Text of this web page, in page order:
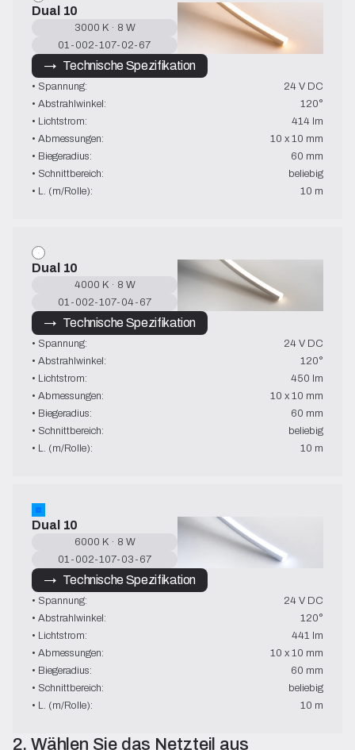
Dual 10
3000 K · 8 W
01-002-107-02-67
→   Technische Spezifikation
• Spannung:
24 V DC
• Abstrahlwinkel:
120°
• Lichtstrom:
414 lm
• Abmessungen:
10 x 10 mm
• Biegeradius:
60 mm
• Schnittbereich:
beliebig
• L. (m/Rolle):
10 m
Dual 10
4000 K · 8 W
01-002-107-04-67
→   Technische Spezifikation
• Spannung:
24 V DC
• Abstrahlwinkel:
120°
• Lichtstrom:
450 lm
• Abmessungen:
10 x 10 mm
• Biegeradius:
60 mm
• Schnittbereich:
beliebig
• L. (m/Rolle):
10 m
Dual 10
6000 K · 8 W
01-002-107-03-67
→   Technische Spezifikation
• Spannung:
24 V DC
• Abstrahlwinkel:
120°
• Lichtstrom:
441 lm
• Abmessungen:
10 x 10 mm
• Biegeradius:
60 mm
• Schnittbereich:
beliebig
• L. (m/Rolle):
10 m
2. Wählen Sie das Netzteil aus